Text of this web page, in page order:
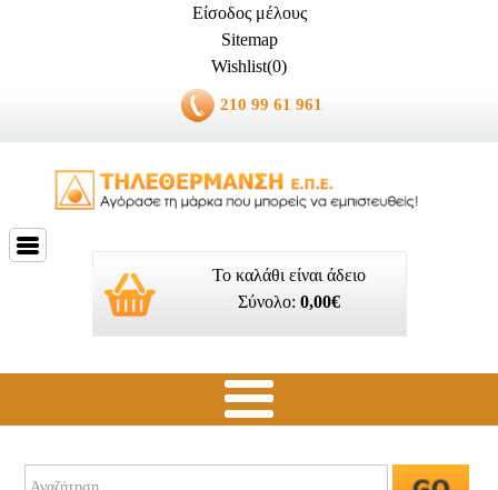
210 99 61 961
Είσοδος μέλους
Sitemap
Wishlist(0)
Το καλάθι είναι άδειο
Σύνολο: 0,00€